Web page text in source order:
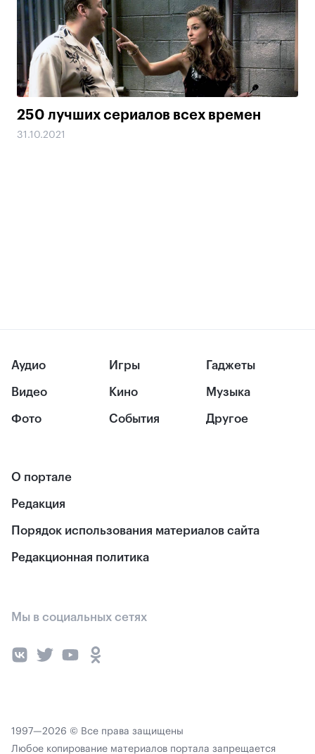
250 лучших сериалов всех времен
31.10.2021
Аудио
Видео
Фото
Игры
Кино
События
Гаджеты
Музыка
Другое
О портале
Редакция
Порядок использования материалов сайта
Редакционная политика
Мы в социальных сетях
1997—2026 © Все права защищены
Любое копирование материалов портала запрещается